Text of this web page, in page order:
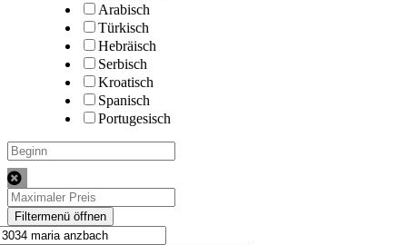
Arabisch
Türkisch
Hebräisch
Serbisch
Kroatisch
Spanisch
Portugesisch